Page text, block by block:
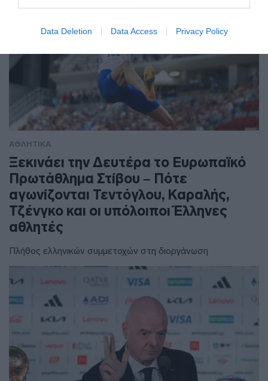
Data Deletion Data Access Privacy Policy
ΑΘΛΗΤΙΚΑ
Ξεκινάει την Δευτέρα το Ευρωπαϊκό
Πρωτάθλημα Στίβου – Πότε
αγωνίζονται Τεντόγλου, Καραλής,
Τζένγκο και οι υπόλοιποι Έλληνες
αθλητές
Πλήθος ελληνικών συμμετοχών στη διοργάνωση